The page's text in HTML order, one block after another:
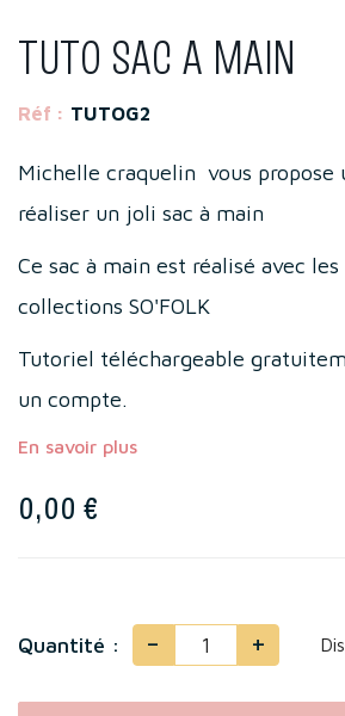
TUTO SAC A MAIN
Réf : TUTOG2
Michelle craquelin vous
réaliser un joli sac à main
Ce sac à main est réalisé avec
collections SO'FOLK
Tutoriel téléchargeable
un compte.
En savoir plus
0,00 €
Quantité : - +